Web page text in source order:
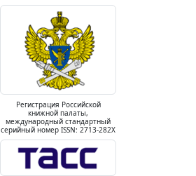
Регистрация Российской
книжной палаты,
международный стандартный
серийный номер ISSN: 2713-282X